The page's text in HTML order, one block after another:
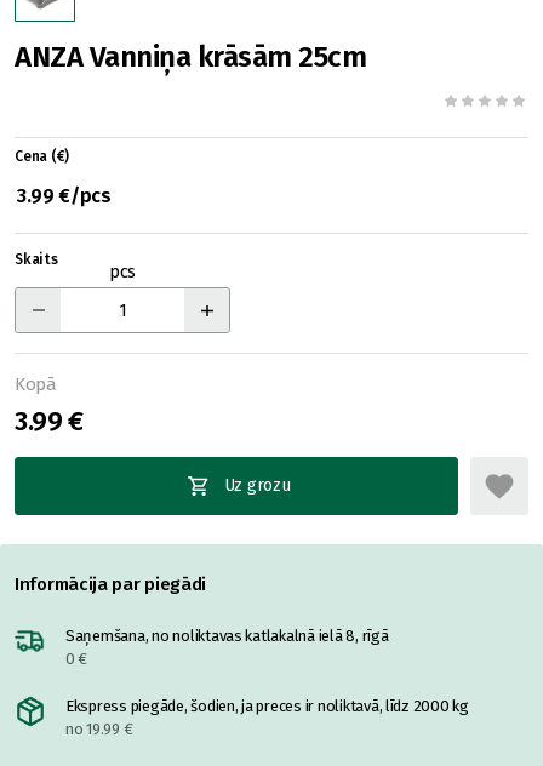
ANZA Vanniņa krāsām 25cm
Cena (€)
3.99 €/pcs
Skaits
pcs
Kopā
3.99 €
Uz grozu
Informācija par piegādi
Saņemšana, no noliktavas katlakalnā ielā 8, rīgā
0 €
Ekspress piegāde, šodien, ja preces ir noliktavā, līdz 2000 kg
no 19.99 €